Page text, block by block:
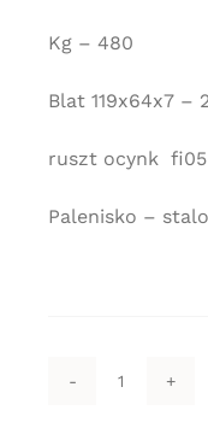
Kg – 480
Blat 119x64x7 –
ruszt ocynk fi05
Palenisko –